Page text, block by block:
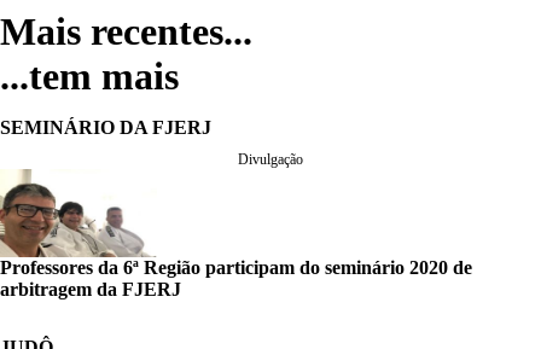
Mais recentes...
...tem mais
SEMINÁRIO DA FJERJ
Divulgação
Professores da 6ª Região participam do seminário 2020 de
arbitragem da FJERJ